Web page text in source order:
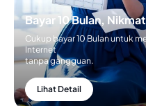
Bayar 10 Bulan,
internetan
Cukup bayar 10 Bulan untuk
layanan Internet
tanpa gangguan.
Lihat Detail